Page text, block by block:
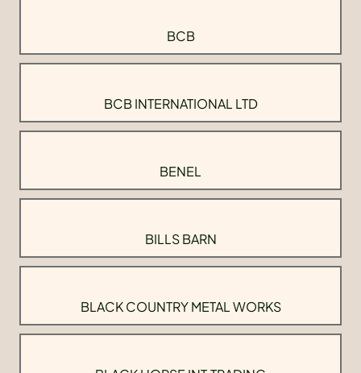
BCB
BCB INTERNATIONAL LTD
BENEL
BILLS BARN
BLACK COUNTRY METAL WORKS